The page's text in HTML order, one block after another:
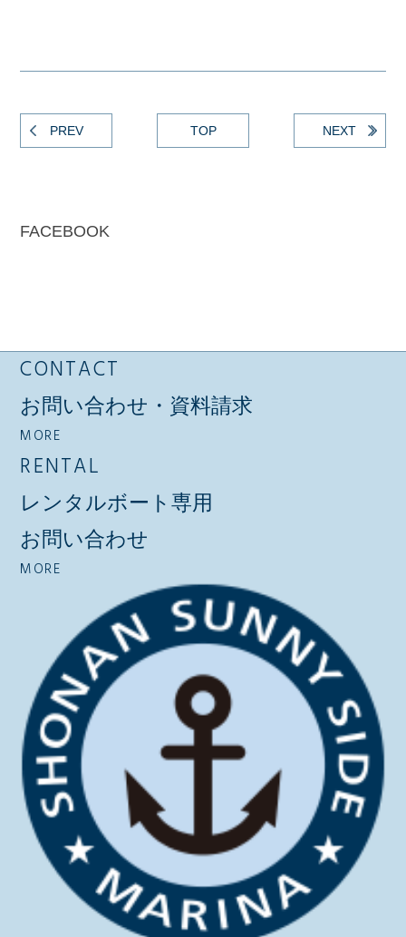
PREV TOP NEXT
FACEBOOK
CONTACT
お問い合わせ・資料請求
MORE
RENTAL
レンタルボート専用
お問い合わせ
MORE